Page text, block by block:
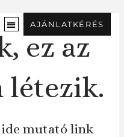
AJÁNLATKÉRÉS
ez az
létezik.
mutató link